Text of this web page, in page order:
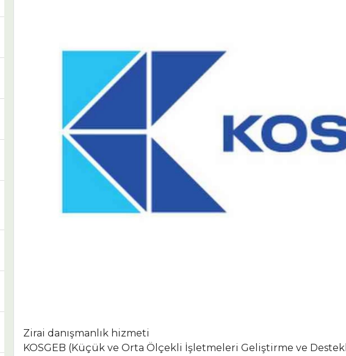
Zirai danışmanlık hizmeti
KOSGEB (Küçük ve Orta Ölçekli İşletmeleri Geliştirme ve